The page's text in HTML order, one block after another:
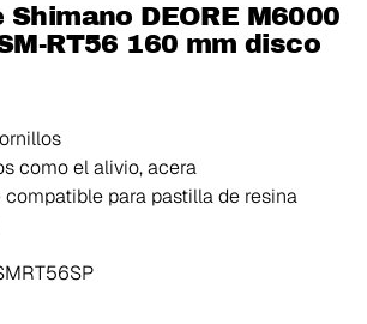
DEORE M6000
RT56 160 mm disco
como el alivio, acera
para pastilla de resina